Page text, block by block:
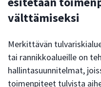
välttämiseksi
Merkittävän
tai rannikkoalueille on
hallintasuunnitelmat,
toimenpiteet tulvista